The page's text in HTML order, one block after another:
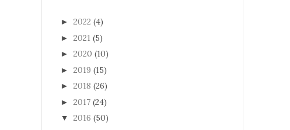
► 2022 (4)
► 2021 (5)
► 2020 (10)
► 2019 (15)
► 2018 (26)
► 2017 (24)
▼ 2016 (50)